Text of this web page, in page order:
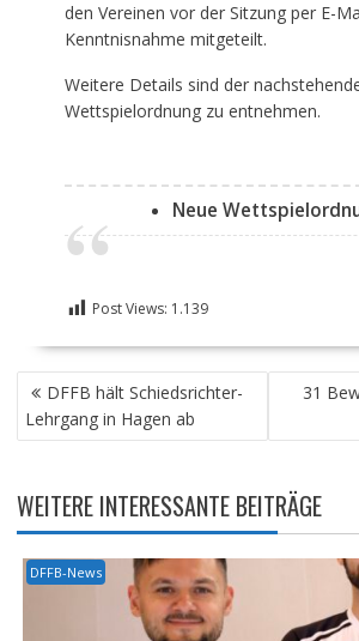
den Vereinen vor der Sitzung per E-
Kenntnisnahme mitgeteilt.
Weitere Details sind der
Wettspielordnung zu entnehmen.
Neue
Post Views: 1.139
BEITRAGSNAVIGATION
DFFB hält Schiedsrichter-
Lehrgang in Hagen ab
31
WEITERE INTERESSANTE BEITRÄGE
DFFB-News